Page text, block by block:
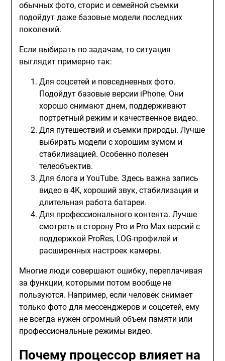
обычных фото, сторис и семейной съемки
подойдут даже базовые модели последних
поколений.
Если выбирать по задачам, то ситуация
выглядит примерно так:
Для соцсетей и повседневных фото.
Подойдут базовые версии iPhone. Они
хорошо снимают днем, поддерживают
портретный режим и качественное видео.
Для путешествий и съемки природы. Лучше
выбирать модели с хорошим зумом и
стабилизацией. Особенно полезен
телеобъектив.
Для блога и YouTube. Здесь важна запись
видео в 4K, хороший звук, стабилизация и
длительная работа батареи.
Для профессионального контента. Лучше
смотреть в сторону Pro и Pro Max версий с
поддержкой ProRes, LOG-профилей и
расширенных настроек камеры.
Многие люди совершают ошибку, переплачивая
за функции, которыми потом вообще не
пользуются. Например, если человек снимает
только фото для мессенджеров и соцсетей, ему
не всегда нужен огромный объем памяти или
профессиональные режимы видео.
Почему процессор влияет на